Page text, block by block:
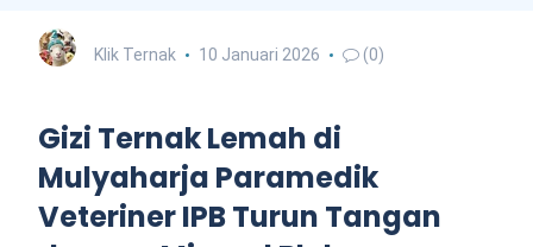
Klik Ternak 10 Januari 2026 (0)
Gizi Ternak Lemah di
Mulyaharja Paramedik
Veteriner IPB Turun Tangan